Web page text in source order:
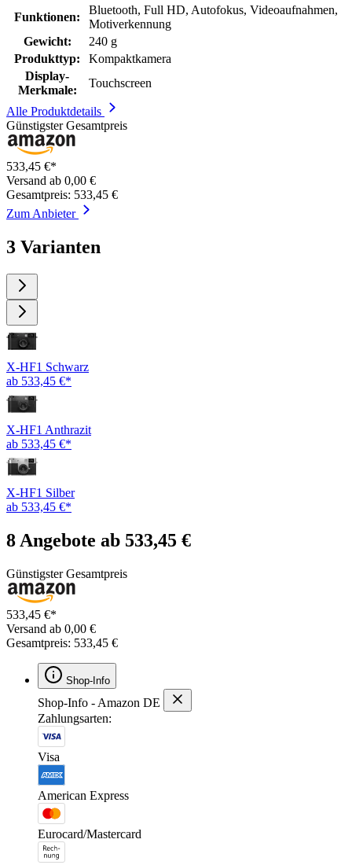
Funktionen:
Bluetooth, Full HD, Autofokus, Videoaufnahmen,
Motiverkennung
Gewicht:
240 g
Produkttyp:
Kompaktkamera
Display-
Merkmale:
Touchscreen
Alle Produktdetails
Günstigster Gesamtpreis
533,45 €*
Versand ab 0,00 €
Gesamtpreis: 533,45 €
Zum Anbieter
3 Varianten
X-HF1 Schwarz
ab 533,45 €*
X-HF1 Anthrazit
ab 533,45 €*
X-HF1 Silber
ab 533,45 €*
8 Angebote ab 533,45 €
Günstigster Gesamtpreis
533,45 €*
Versand ab 0,00 €
Gesamtpreis: 533,45 €
Shop-Info
Shop-Info - Amazon DE
Zahlungsarten:
Visa
American Express
Eurocard/Mastercard